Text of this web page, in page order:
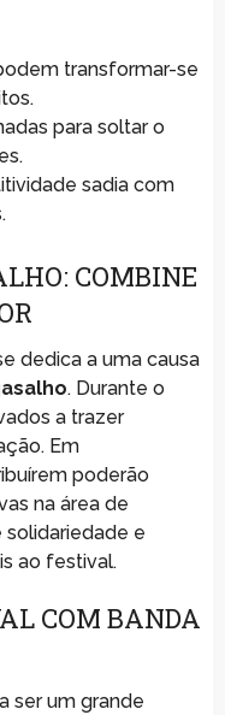
transformar-se
para soltar o
sadia com
COMBINE
dedica a uma causa
. Durante o
a trazer
Em
poderão
na área de
solidariedade e
ao festival.
COM BANDA
ser um grande